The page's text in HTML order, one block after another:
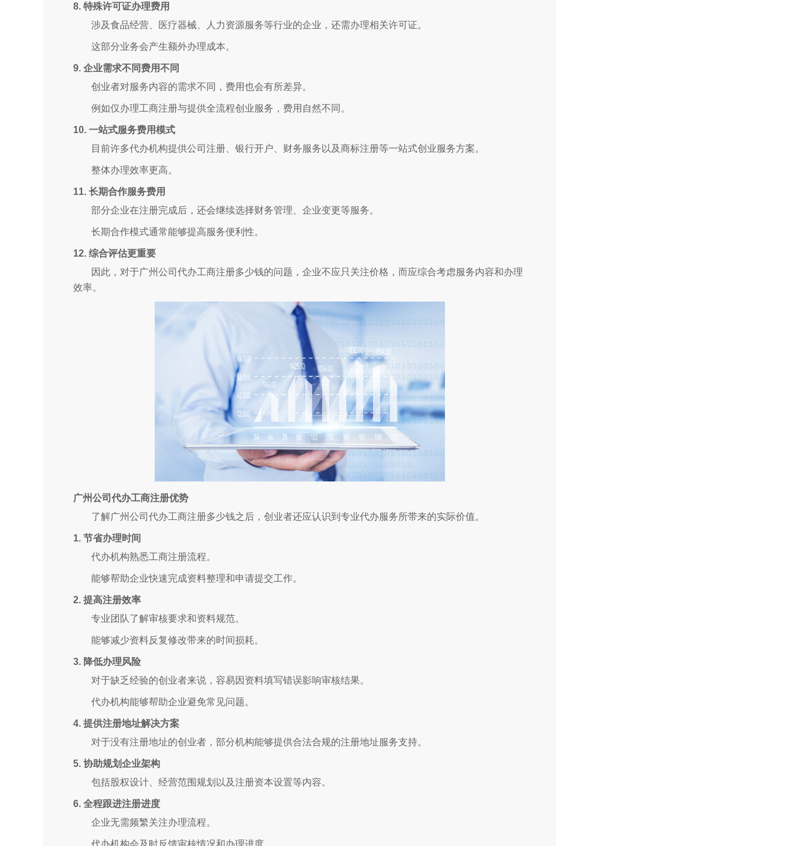
8. 特殊许可证办理费用
涉及食品经营、医疗器械、人力资源服务等行业的企业，还需办理相关许可证。
这部分业务会产生额外办理成本。
9. 企业需求不同费用不同
创业者对服务内容的需求不同，费用也会有所差异。
例如仅办理工商注册与提供全流程创业服务，费用自然不同。
10. 一站式服务费用模式
目前许多代办机构提供公司注册、银行开户、财务服务以及商标注册等一站式创业服务方案。
整体办理效率更高。
11. 长期合作服务费用
部分企业在注册完成后，还会继续选择财务管理、企业变更等服务。
长期合作模式通常能够提高服务便利性。
12. 综合评估更重要
因此，对于广州公司代办工商注册多少钱的问题，企业不应只关注价格，而应综合考虑服务内容和办理
效率。
广州公司代办工商注册优势
了解广州公司代办工商注册多少钱之后，创业者还应认识到专业代办服务所带来的实际价值。
1. 节省办理时间
代办机构熟悉工商注册流程。
能够帮助企业快速完成资料整理和申请提交工作。
2. 提高注册效率
专业团队了解审核要求和资料规范。
能够减少资料反复修改带来的时间损耗。
3. 降低办理风险
对于缺乏经验的创业者来说，容易因资料填写错误影响审核结果。
代办机构能够帮助企业避免常见问题。
4. 提供注册地址解决方案
对于没有注册地址的创业者，部分机构能够提供合法合规的注册地址服务支持。
5. 协助规划企业架构
包括股权设计、经营范围规划以及注册资本设置等内容。
6. 全程跟进注册进度
企业无需频繁关注办理流程。
代办机构会及时反馈审核情况和办理进度。